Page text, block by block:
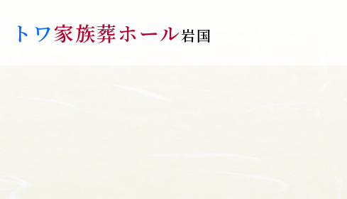
トワ家族葬ホール岩国